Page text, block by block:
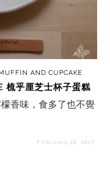
AND CUPCAKE
梳乎厘芝士杯子蛋糕
香味，食多了也不覺
February 18, 2017